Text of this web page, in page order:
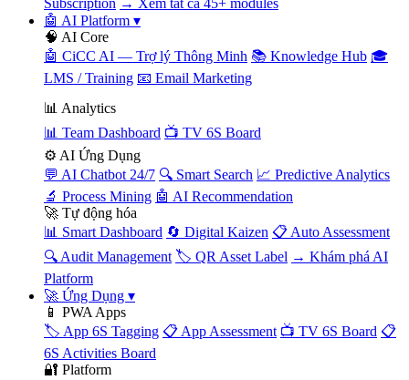
Subscription → Xem tất cả 45+ modules
🤖 AI Platform ▾
🧠 AI Core
🤖 CiCC AI — Trợ lý Thông Minh 📚 Knowledge Hub 🎓
LMS / Training 📧 Email Marketing
📊 Analytics
📊 Team Dashboard 📺 TV 6S Board
⚙️ AI Ứng Dụng
💬 AI Chatbot 24/7 🔍 Smart Search 📈 Predictive Analytics
🔬 Process Mining 🤖 AI Recommendation
🚀 Tự động hóa
📊 Smart Dashboard 🔄 Digital Kaizen 📋 Auto Assessment
🔍 Audit Management 🏷️ QR Asset Label → Khám phá AI
Platform
🚀 Ứng Dụng ▾
📱 PWA Apps
🏷️ App 6S Tagging 📋 App Assessment 📺 TV 6S Board 📋
6S Activities Board
🔐 Platform